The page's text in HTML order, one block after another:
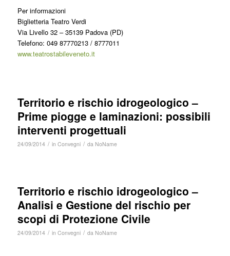
Per informazioni
Biglietteria Teatro Verdi
Via Livello 32 – 35139 Padova (PD)
Telefono: 049 87770213 / 8777011
www.teatrostabileveneto.it
Territorio e rischio idrogeologico –
Prime piogge e laminazioni: possibili
interventi progettuali
24/09/2014 / in Convegni / da NoName
Territorio e rischio idrogeologico –
Analisi e Gestione del rischio per
scopi di Protezione Civile
24/09/2014 / in Convegni / da NoName